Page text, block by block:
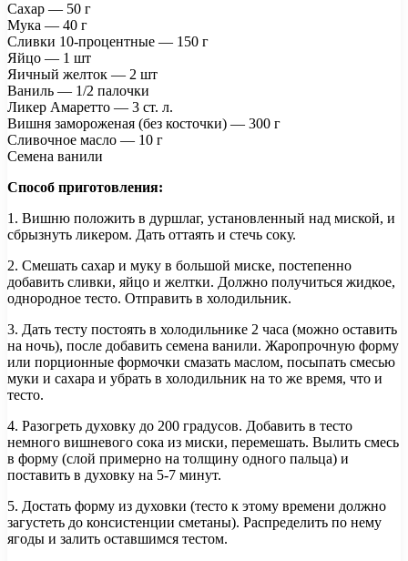
Сахар — 50 г
Мука — 40 г
Сливки 10-процентные — 150 г
Яйцо — 1 шт
Яичный желток — 2 шт
Ваниль — 1/2 палочки
Ликер Амаретто — 3 ст. л.
Вишня замороженая (без косточки) — 300 г
Сливочное масло — 10 г
Семена ванили
Способ приготовления:
1. Вишню положить в дуршлаг, установленный над миской, и
сбрызнуть ликером. Дать оттаять и стечь соку.
2. Смешать сахар и муку в большой миске, постепенно
добавить сливки, яйцо и желтки. Должно получиться жидкое,
однородное тесто. Отправить в холодильник.
3. Дать тесту постоять в холодильнике 2 часа (можно оставить
на ночь), после добавить семена ванили. Жаропрочную форму
или порционные формочки смазать маслом, посыпать смесью
муки и сахара и убрать в холодильник на то же время, что и
тесто.
4. Разогреть духовку до 200 градусов. Добавить в тесто
немного вишневого сока из миски, перемешать. Вылить смесь
в форму (слой примерно на толщину одного пальца) и
поставить в духовку на 5-7 минут.
5. Достать форму из духовки (тесто к этому времени должно
загустеть до консистенции сметаны). Распределить по нему
ягоды и залить оставшимся тестом.